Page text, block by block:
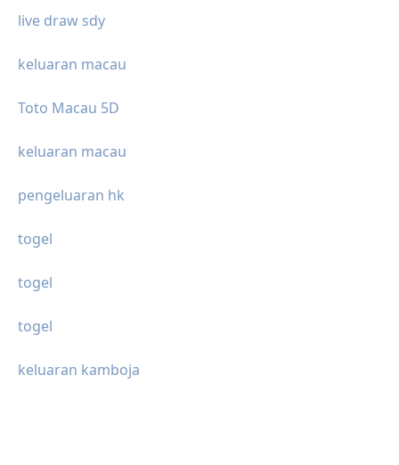
live draw sdy
keluaran macau
Toto Macau 5D
keluaran macau
pengeluaran hk
togel
togel
togel
keluaran kamboja